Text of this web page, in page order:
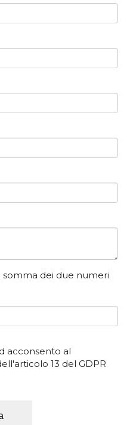
dei due numeri
acconsento al
13 del GDPR